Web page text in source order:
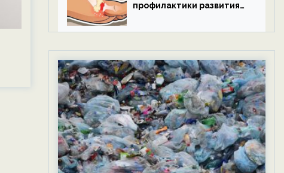
профилактики развития